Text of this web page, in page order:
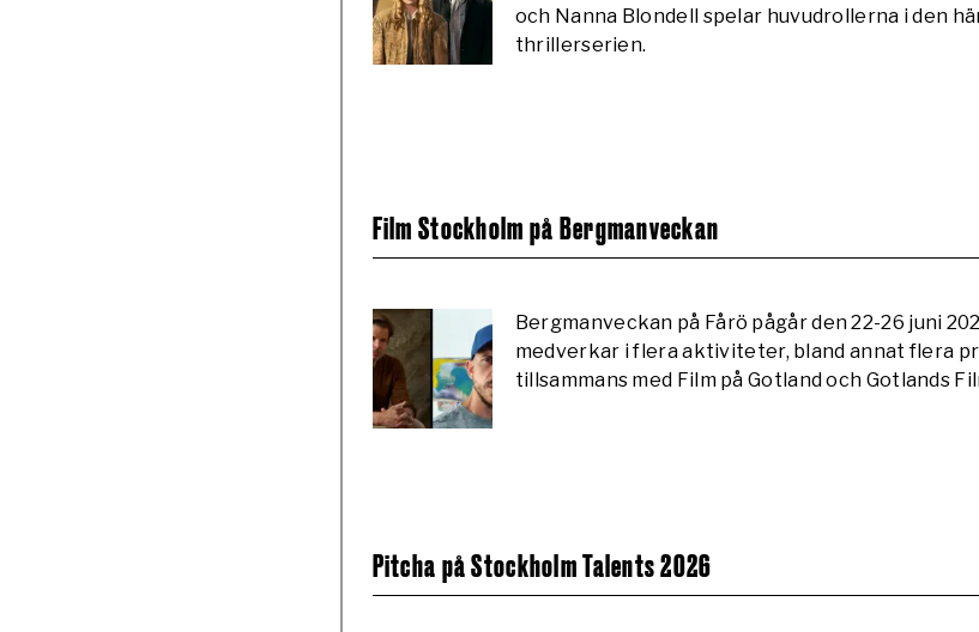
och Nanna Blondell spelar huvudrollerna i den
thrillerserien.
Film Stockholm på Bergmanveckan
Bergmanveckan på Fårö pågår den 22-26 juni
medverkar i flera aktiviteter, bland annat flera
tillsammans med Film på Gotland och Gotlands
Pitcha på Stockholm Talents 2026